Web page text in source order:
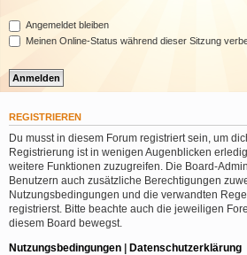
Angemeldet bleiben
Meinen Online-Status während dieser Sitzung
REGISTRIEREN
Du musst in diesem Forum registriert sein, um
Registrierung ist in wenigen Augenblicken
weitere Funktionen zuzugreifen. Die Board-
Benutzern auch zusätzliche Berechtigungen
Nutzungsbedingungen und die verwandten
registrierst. Bitte beachte auch die jeweiligen
diesem Board bewegst.
Nutzungsbedingungen | Datenschutzerklärung